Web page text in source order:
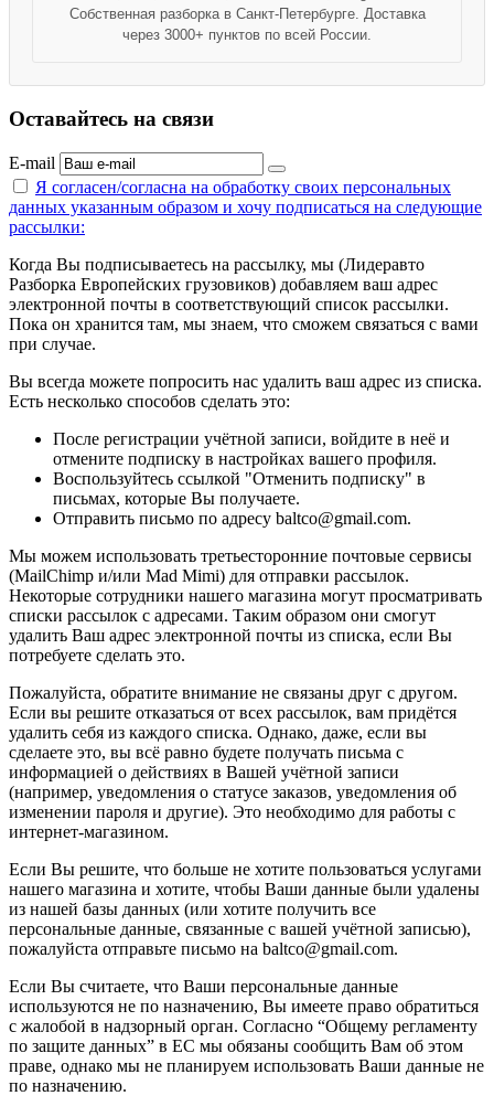
Собственная разборка в Санкт-Петербурге. Доставка
через 3000+ пунктов по всей России.
Оставайтесь на связи
E-mail
Я согласен/согласна на обработку своих персональных
данных указанным образом и хочу подписаться на следующие
рассылки:
Когда Вы подписываетесь на рассылку, мы (Лидеравто
Разборка Европейских грузовиков) добавляем ваш адрес
электронной почты в соответствующий список рассылки.
Пока он хранится там, мы знаем, что сможем связаться с вами
при случае.
Вы всегда можете попросить нас удалить ваш адрес из списка.
Есть несколько способов сделать это:
После регистрации учётной записи, войдите в неё и
отмените подписку в настройках вашего профиля.
Воспользуйтесь ссылкой "Отменить подписку" в
письмах, которые Вы получаете.
Отправить письмо по адресу baltco@gmail.com.
Мы можем использовать третьесторонние почтовые сервисы
(MailChimp и/или Mad Mimi) для отправки рассылок.
Некоторые сотрудники нашего магазина могут просматривать
списки рассылок с адресами. Таким образом они смогут
удалить Ваш адрес электронной почты из списка, если Вы
потребуете сделать это.
Пожалуйста, обратите внимание не связаны друг с другом.
Если вы решите отказаться от всех рассылок, вам придётся
удалить себя из каждого списка. Однако, даже, если вы
сделаете это, вы всё равно будете получать письма с
информацией о действиях в Вашей учётной записи
(например, уведомления о статусе заказов, уведомления об
изменении пароля и другие). Это необходимо для работы с
интернет-магазином.
Если Вы решите, что больше не хотите пользоваться услугами
нашего магазина и хотите, чтобы Ваши данные были удалены
из нашей базы данных (или хотите получить все
персональные данные, связанные с вашей учётной записью),
пожалуйста отправьте письмо на baltco@gmail.com.
Если Вы считаете, что Ваши персональные данные
используются не по назначению, Вы имеете право обратиться
с жалобой в надзорный орган. Согласно “Общему регламенту
по защите данных” в ЕС мы обязаны сообщить Вам об этом
праве, однако мы не планируем использовать Ваши данные не
по назначению.